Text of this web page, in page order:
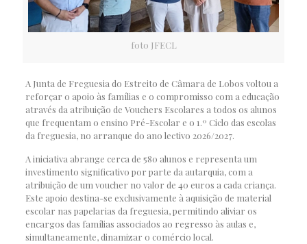
foto JFECL
A Junta de Freguesia do Estreito de Câmara de Lobos voltou a
reforçar o apoio às famílias e o compromisso com a educação
através da atribuição de Vouchers Escolares a todos os alunos
que frequentam o ensino Pré-Escolar e o 1.º Ciclo das escolas
da freguesia, no arranque do ano lectivo 2026/2027.
A iniciativa abrange cerca de 580 alunos e representa um
investimento significativo por parte da autarquia, com a
atribuição de um voucher no valor de 40 euros a cada criança.
Este apoio destina-se exclusivamente à aquisição de material
escolar nas papelarias da freguesia, permitindo aliviar os
encargos das famílias associados ao regresso às aulas e,
simultaneamente, dinamizar o comércio local.